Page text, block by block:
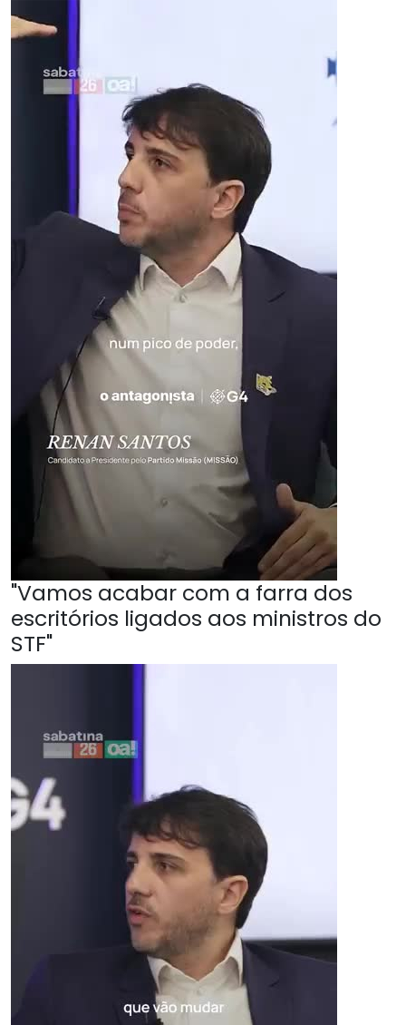
"Vamos acabar com a farra dos
escritórios ligados aos ministros do
STF"